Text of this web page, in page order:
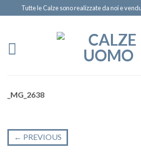
Tutte le Calze sono realizzate da noi e
_MG_2638
← PREVIOUS